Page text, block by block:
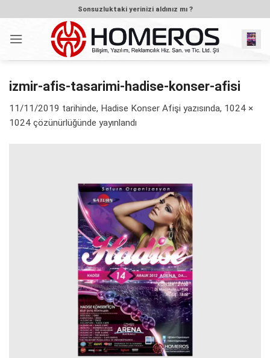
atla
Sonsuzluktaki yerinizi aldınız mı ?
izmir-afis-tasarimi-hadise-konser-afisi
11/11/2019 tarihinde, Hadise Konser Afişi yazısında, 1024 ×
1024 çözünürlüğünde yayınlandı